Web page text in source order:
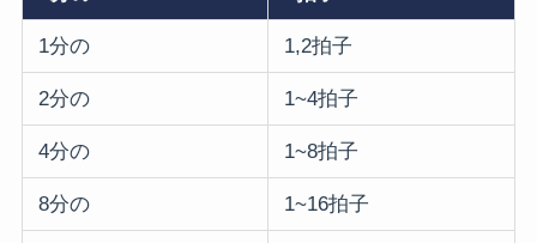
1分の 1,2拍子
2分の 1~4拍子
4分の 1~8拍子
8分の 1~16拍子